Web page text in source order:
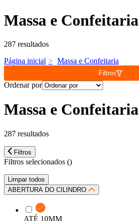
Massa e Confeitaria
287 resultados
Página inicial
Massa e Confeitaria
Filtros
Ordenar por
Massa e Confeitaria
287 resultados
Filtros
Filtros selecionados ()
Limpar todos
ABERTURA DO CILINDRO
ATÉ 10MM